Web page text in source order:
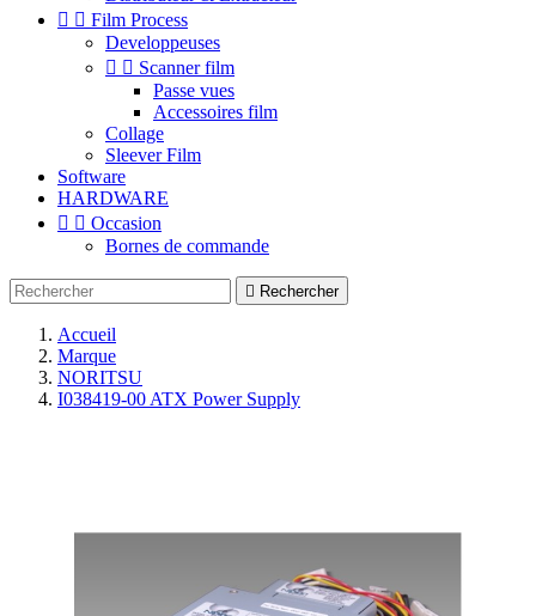
  Film Process
Developpeuses
  Scanner film
Passe vues
Accessoires film
Collage
Sleever Film
Software
HARDWARE
  Occasion
Bornes de commande
 Rechercher
Accueil
Marque
NORITSU
I038419-00 ATX Power Supply